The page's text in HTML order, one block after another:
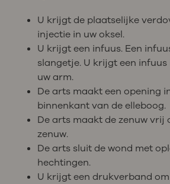
U krijgt de plaatselijke
injectie in uw oksel.
U krijgt een infuus. Een
slangetje. U krijgt een
uw arm.
De arts maakt een opening
binnenkant van de elleboog.
De arts maakt de zenuw vrij
zenuw.
De arts sluit de wond met
hechtingen.
U krijgt een drukverband